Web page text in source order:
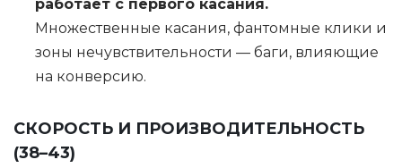
работает с первого касания.
Множественные касания, фантомные клики и
зоны нечувствительности — баги, влияющие
на конверсию.
СКОРОСТЬ И ПРОИЗВОДИТЕЛЬНОСТЬ
(38–43)